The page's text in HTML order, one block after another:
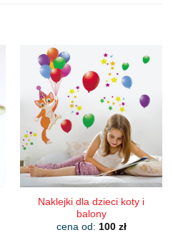
Naklejki dla dzieci koty i
balony
cena od: 100 zł